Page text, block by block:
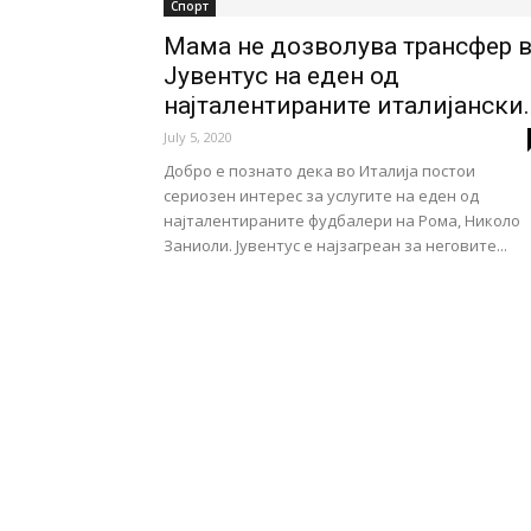
Спорт
Мама не дозволува трансфер
Јувентус на еден од
најталентираните
July 5, 2020
Добро е познато дека во Италија постои
сериозен интерес за услугите на еден од
најталентираните фудбалери на Рома, Николо
Заниоли. Јувентус е најзагреан за неговите...